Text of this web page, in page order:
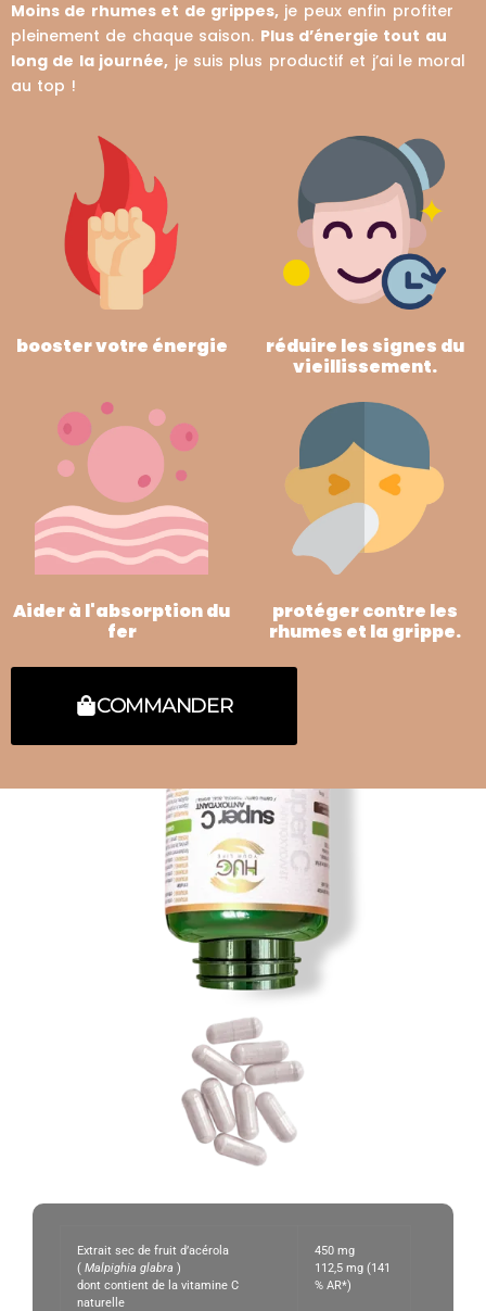
Moins de rhumes et de grippes, je peux enfin profiter
pleinement de chaque saison. Plus d’énergie tout au
long de la journée, je suis plus productif et j’ai le moral
au top !
booster votre énergie
réduire les signes du
vieillissement.
Aider à l'absorption du
fer
protéger contre les
rhumes et la grippe.
COMMANDER
Extrait sec de fruit d’acérola
( Malpighia glabra )
dont contient de la vitamine C
naturelle
450 mg
112,5 mg (141
% AR*)